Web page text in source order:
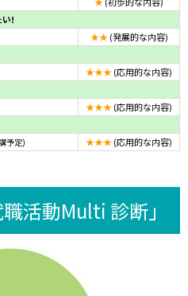
い!
★★(発展的な内容)
★★★(応用的な内容)
★★★(応用的な内容)
予定) ★★★(応用的な内容)
活動Multi 診断」